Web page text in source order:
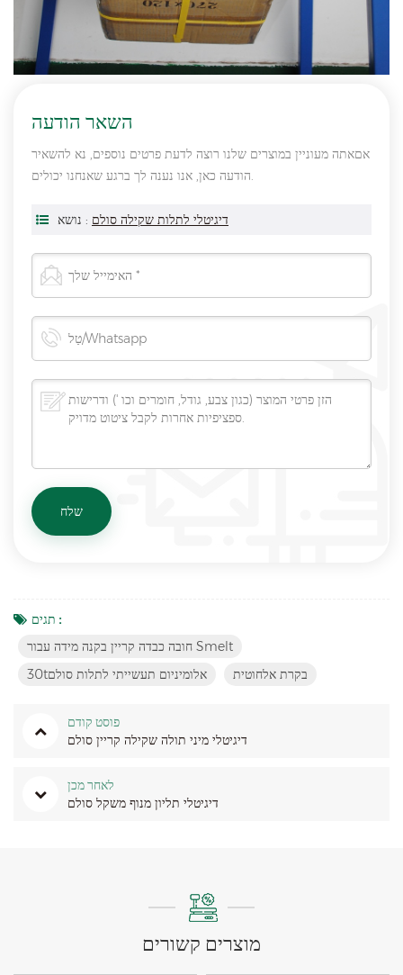
השאר הודעה
אםאתה מעוניין במוצרים שלנו רוצה לדעת פרטים נוספים, נא להשאיר
הודעה כאן, אנו נענה לך ברגע שאנחנו יכולים.
נושא : דיגיטלי לתלות שקילה סולם
תגים :
חובה כבדה קריין בקנה מידה עבור Smelt
30tאלומיניום תעשייתי לתלות סולם
בקרת אלחוטית
פוסט קודם
דיגיטלי מיני תולה שקילה קריין סולם
לאחר מכן
דיגיטלי תליון מנוף משקל סולם
מוצרים קשורים